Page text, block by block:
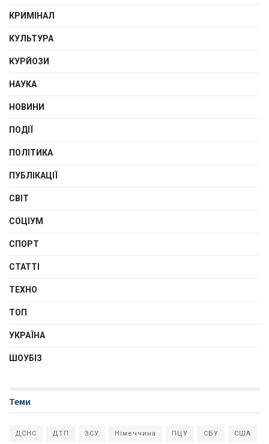
КРИМІНАЛ
КУЛЬТУРА
КУРЙОЗИ
НАУКА
НОВИНИ
ПОДІЇ
ПОЛІТИКА
ПУБЛІКАЦІЇ
СВІТ
СОЦІУМ
СПОРТ
СТАТТІ
ТЕХНО
ТОП
УКРАЇНА
ШОУБІЗ
Теми
ДСНС ДТП ЗСУ Німеччина ПЦУ СБУ США